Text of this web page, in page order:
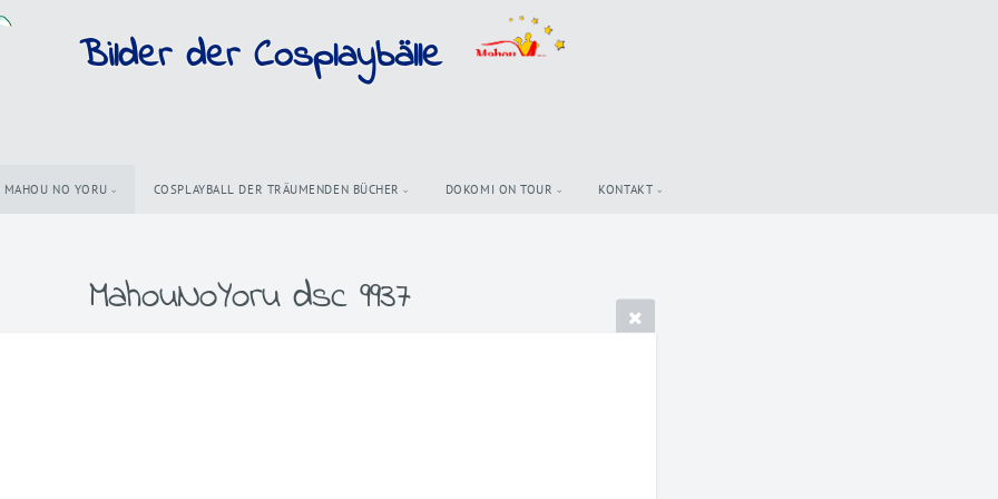
Bilder der Cosplaybälle
MAHOU NO YORU COSPLAYBALL DER TRÄUMENDEN BÜCHER DOKOMI ON TOUR KONTAKT
MahouNoYoru dsc 9937